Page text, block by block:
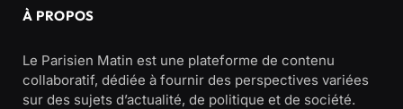
À PROPOS
Le Parisien Matin est une plateforme de contenu
collaboratif, dédiée à fournir des perspectives variées
sur des sujets d’actualité, de politique et de société.